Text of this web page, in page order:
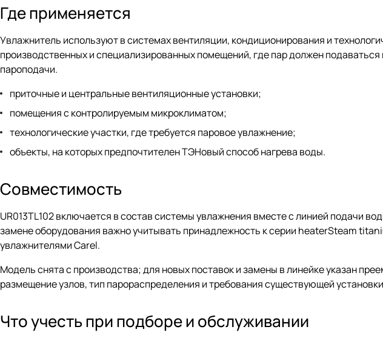
Где применяется
Увлажнитель используют в системах вентиляции, кондиционирования и
производственных и специализированных помещений, где пар должен
пароподачи.
приточные и центральные вентиляционные установки;
помещения с контролируемым микроклиматом;
технологические участки, где требуется паровое увлажнение;
объекты, на которых предпочтителен ТЭНовый способ нагрева воды.
Совместимость
UR013TL102 включается в состав системы увлажнения вместе с линией подачи
замене оборудования важно учитывать принадлежность к серии heaterSteam
увлажнителями Carel.
Модель снята с производства; для новых поставок и замены в линейке указан
размещение узлов, тип парораспределения и требования существующей
Что учесть при подборе и обслуживании